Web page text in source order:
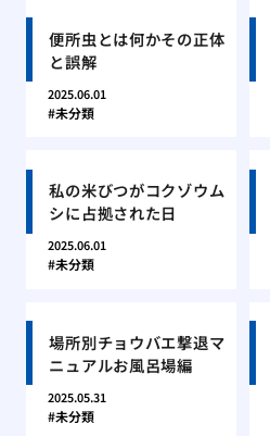
便所虫とは何かその正体
と誤解
2025.06.01
未分類
私の米びつがコクゾウム
シに占拠された日
2025.06.01
未分類
場所別チョウバエ撃退マ
ニュアルお風呂場編
2025.05.31
未分類